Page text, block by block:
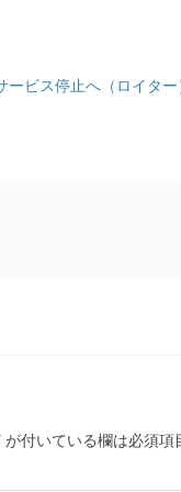
ビス停止へ（ロイタ
が付いている欄は必須項